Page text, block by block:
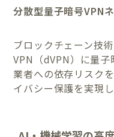
分散型量子暗号VPN
ブロックチェーン技
VPN（dVPN）に量
業者への依存リスク
イバシー保護を実現し